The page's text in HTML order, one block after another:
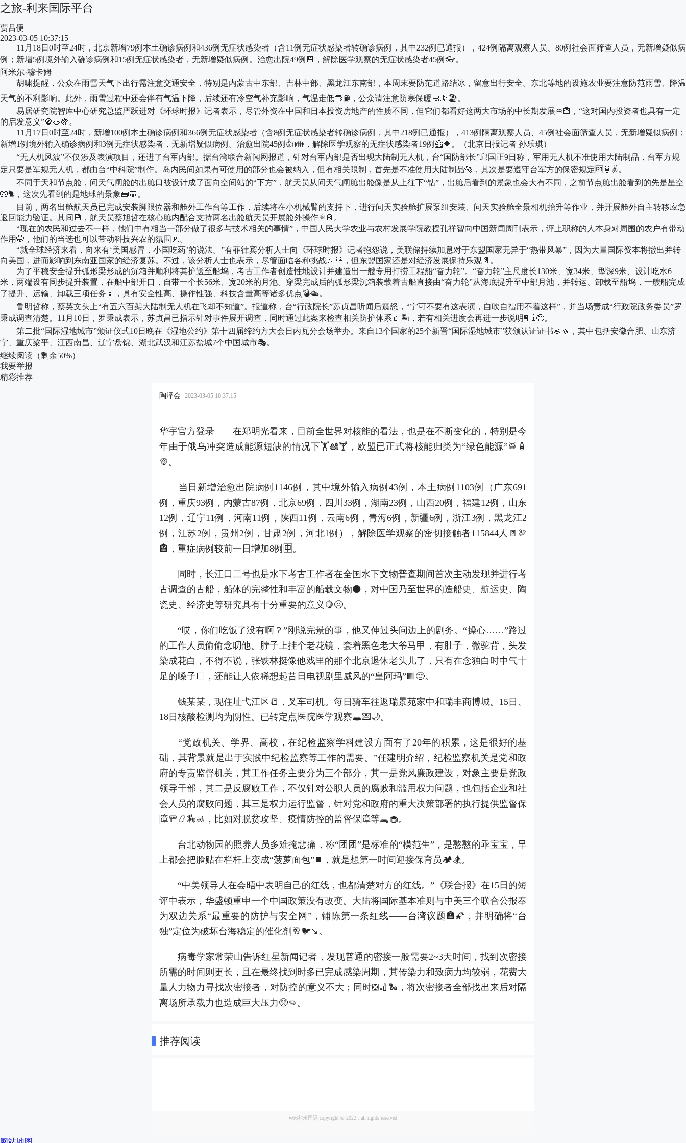
之旅-利来国际平台
贾吕便
2023-03-05 10:37:15
11月18日0时至24时，北京新增79例本土确诊病例和436例无症状感染者（含11例无症状感染者转确诊病例，其中232例已通报），424例隔离观察人员、80例社会面筛查人员，无新增疑似病
例；新增5例境外输入确诊病例和15例无症状感染者，无新增疑似病例。治愈出院49例💾，解除医学观察的无症状感染者45例👓。
阿米尔·穆卡姆
胡啸提醒，公众在雨雪天气下出行需注意交通安全，特别是内蒙古中东部、吉林中部、黑龙江东南部，本周末要防范道路结冰，留意出行安全。东北等地的设施农业要注意防范雨雪、降温
天气的不利影响。此外，雨雪过程中还会伴有气温下降，后续还有冷空气补充影响，气温走低🖖⛽，公众请注意防寒保暖🧼🦵🏖。
易居研究院智库中心研究总监严跃进对《环球时报》记者表示，尽管外资在中国和日本投资房地产的性质不同，但它们都看好这两大市场的中长期发展♒🏤，“这对国内投资者也具有一定
的启发意义”🚫🥗🍇。
11月17日0时至24时，新增100例本土确诊病例和366例无症状感染者（含8例无症状感染者转确诊病例，其中218例已通报），413例隔离观察人员、45例社会面筛查人员，无新增疑似病例；
新增1例境外输入确诊病例和3例无症状感染者，无新增疑似病例。治愈出院45例👍👪，解除医学观察的无症状感染者19例🦸🔷。（北京日报记者 孙乐琪）
“无人机风波”不仅涉及表演项目，还进了台军内部。据台湾联合新闻网报道，针对台军内部是否出现大陆制无人机，台“国防部长”邱国正9日称，军用无人机不准使用大陆制品，台军方规
定只要是军规无人机，都由台“中科院”制作。岛内民间如果有可使用的部分也会被纳入，但有相关限制，首先是不准使用大陆制品🐆，其次是要遵守台军方的保密规定🆓👗✌。
不同于天和节点舱，问天气闸舱的出舱口被设计成了面向空间站的“下方”，航天员从问天气闸舱出舱像是从上往下“钻”，出舱后看到的景象也会大有不同，之前节点舱出舱看到的先是星空
🧤🐈，这次先看到的是地球的景象🧰🙀。
目前，两名出舱航天员已完成安装脚限位器和舱外工作台等工作，后续将在小机械臂的支持下，进行问天实验舱扩展泵组安装、问天实验舱全景相机抬升等作业，并开展舱外自主转移应急
返回能力验证。其间💾，航天员蔡旭哲在核心舱内配合支持两名出舱航天员开展舱外操作⚛📔。
“现在的农民和过去不一样，他们中有相当一部分做了很多与技术相关的事情”，中国人民大学农业与农村发展学院教授孔祥智向中国新闻周刊表示，评上职称的人本身对周围的农户有带动
作用🤭，他们的当选也可以带动科技兴农的氛围🚸。
“就全球经济来看，向来有‘美国感冒，小国吃药’的说法。”有菲律宾分析人士向《环球时报》记者抱怨说，美联储持续加息对于东盟国家无异于“热带风暴”，因为大量国际资本将撤出并转
向美国，进而影响到东南亚国家的经济复苏。不过，该分析人士也表示，尽管面临各种挑战📿👫，但东盟国家还是对经济发展保持乐观📄。
为了平稳安全提升弧形梁形成的沉箱并顺利将其护送至船坞，考古工作者创造性地设计并建造出一艘专用打捞工程船“奋力轮”。“奋力轮”主尺度长130米、宽34米、型深9米、设计吃水6
米，两端设有同步提升装置，在船中部开口，自带一个长56米、宽20米的月池。穿梁完成后的弧形梁沉箱装载着古船直接由“奋力轮”从海底提升至中部月池，并转运、卸载至船坞，一艘船完成
了提升、运输、卸载三项任务🕍，具有安全性高、操作性强、科技含量高等诸多优点💣🛳。
鲁明哲称，蔡英文头上“有五六百架大陆制无人机在飞却不知道”。报道称，台“行政院长”苏贞昌听闻后震怒，“宁可不要有这表演，自吹自擂用不着这样”，并当场责成“行政院政务委员”罗
秉成调查清楚。11月10日，罗秉成表示，苏贞昌已指示针对事件展开调查，同时通过此案来检查相关防护体系🧃🏝，若有相关进度会再进一步说明📮🚏😠。
第二批“国际湿地城市”颁证仪式10日晚在《湿地公约》第十四届缔约方大会日内瓦分会场举办。来自13个国家的25个新晋“国际湿地城市”获颁认证证书🥌🧄，其中包括安徽合肥、山东济
宁、重庆梁平、江西南昌、辽宁盘锦、湖北武汉和江苏盐城7个中国城市🎭。
继续阅读（剩余50%）
我要举报
精彩推荐
陶泽会 2023-03-05 10:37:15
华宇官方登录 在郑明光看来，目前全世界对核能的看法，也是在不断变化的，特别是今
年由于俄乌冲突造成能源短缺的情况下🏋🎎🍸，欧盟已正式将核能归类为“绿色能源”🥁🧴
👳。
当日新增治愈出院病例1146例，其中境外输入病例43例，本土病例1103例（广东691
例，重庆93例，内蒙古87例，北京69例，四川33例，湖南23例，山西20例，福建12例，山东
12例，辽宁11例，河南11例，陕西11例，云南6例，青海6例，新疆6例，浙江3例，黑龙江2
例，江苏2例，贵州2例，甘肃2例，河北1例），解除医学观察的密切接触者115844人🚪🦃
🏤，重症病例较前一日增加8例🈸。
同时，长江口二号也是水下考古工作者在全国水下文物普查期间首次主动发现并进行考
古调查的古船，船体的完整性和丰富的船载文物⚫，对中国乃至世界的造船史、航运史、陶
瓷史、经济史等研究具有十分重要的意义🍋😣。
“哎，你们吃饭了没有啊？”刚说完景的事，他又伸过头问边上的剧务。“操心……”路过
的工作人员偷偷念叨他。脖子上挂个老花镜，套着黑色老大爷马甲，有肚子，微驼背，头发
染成花白，不得不说，张铁林挺像他戏里的那个北京退休老头儿了，只有在念独白时中气十
足的嗓子⬜，还能让人依稀想起昔日电视剧里威风的“皇阿玛”🟪🙂。
钱某某，现住址弋江区📒，叉车司机。每日骑车往返瑞景苑家中和瑞丰商博城。15日、
18日核酸检测均为阴性。已转定点医院医学观察🕳💌🌙。
“党政机关、学界、高校，在纪检监察学科建设方面有了20年的积累，这是很好的基
础，其背景就是出于实践中纪检监察等工作的需要。”任建明介绍，纪检监察机关是党和政
府的专责监督机关，其工作任务主要分为三个部分，其一是党风廉政建设，对象主要是党政
领导干部，其二是反腐败工作，不仅针对公职人员的腐败和滥用权力问题，也包括企业和社
会人员的腐败问题，其三是权力运行监督，针对党和政府的重大决策部署的执行提供监督保
障🚥📿🏇🚮，比如对脱贫攻坚、疫情防控的监督保障等🐊🧁。
台北动物园的照养人员多难掩悲痛，称“团团”是标准的“模范生”，是憨憨的乖宝宝，早
上都会把脸贴在栏杆上变成“菠萝面包”⏹，就是想第一时间迎接保育员🏕🏂。
“中美领导人在会晤中表明自己的红线，也都清楚对方的红线。”《联合报》在15日的短
评中表示，华盛顿重申一个中国政策没有改变。大陆将国际基本准则与中美三个联合公报奉
为双边关系“最重要的防护与安全网”，铺陈第一条红线——台湾议题🏣🌠，并明确将“台
独”定位为破坏台海稳定的催化剂🥂🐦↘。
病毒学家常荣山告诉红星新闻记者，发现普通的密接一般需要2~3天时间，找到次密接
所需的时间则更长，且在最终找到时多已完成感染周期，其传染力和致病力均较弱，花费大
量人力物力寻找次密接者，对防控的意义不大；同时❎🏏🐍，将次密接者全部找出来后对隔
离场所承载力也造成巨大压力🥺👊。
推荐阅读
w66利来国际 copyright © 2022 . all rights reserved